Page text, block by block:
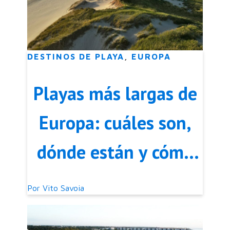
DESTINOS DE PLAYA EUROPA
Playas más largas de
Europa: cuáles son,
dónde están y cómo
visitarlas
Por Vito Savoia